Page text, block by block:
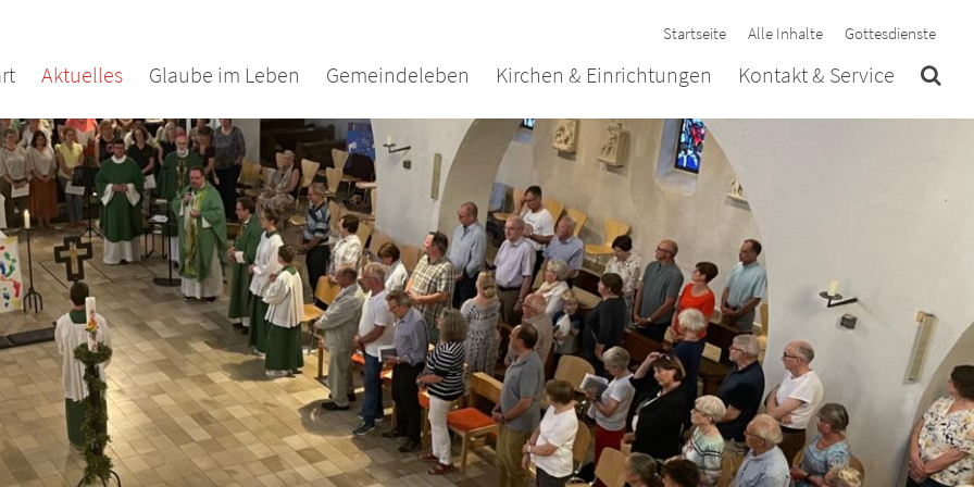
Startseite Alle Inhalte Gottesdienste
Aktuelles Glaube im Leben Gemeindeleben Kirchen & Einrichtungen Kontakt & Service